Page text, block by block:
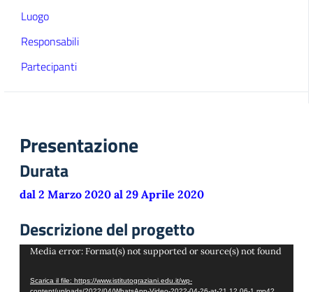
Luogo
Responsabili
Partecipanti
Presentazione
Durata
dal 2 Marzo 2020 al 29 Aprile 2020
Descrizione del progetto
Video
Media error: Format(s) not supported or source(s) not found
Scarica il file: https://www.istitutograziani.edu.it/wp-